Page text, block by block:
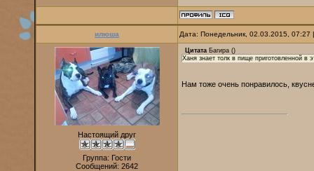
илюша Дата: Понедельник, 02.03.2015,
Настоящий друг
Группа: Гости
Сообщений: 2642
Цитата Багира ()
Ханя знает толк в пище приготовленной в
Нам тоже очень понравилось,